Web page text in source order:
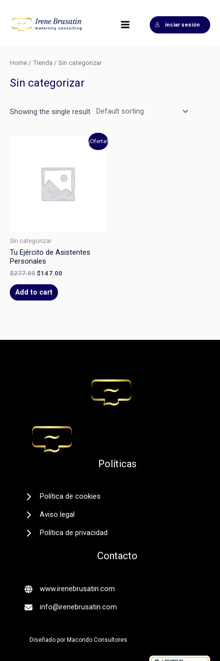
contenido
Menu
inciar sesión
Home / Tienda / Sin categorizar
Sin categorizar
Showing the single result
¡Oferta!
Sin categorizar
Tu Ejército de Asistentes
Personales
$277.00 $147.00
Add to cart
Políticas
Política de cookies
Aviso legal
Política de privacidad
Contacto
www.irenebrusatin.com
info@irenebrusatin.com
Diseñado por Macondo Consultores